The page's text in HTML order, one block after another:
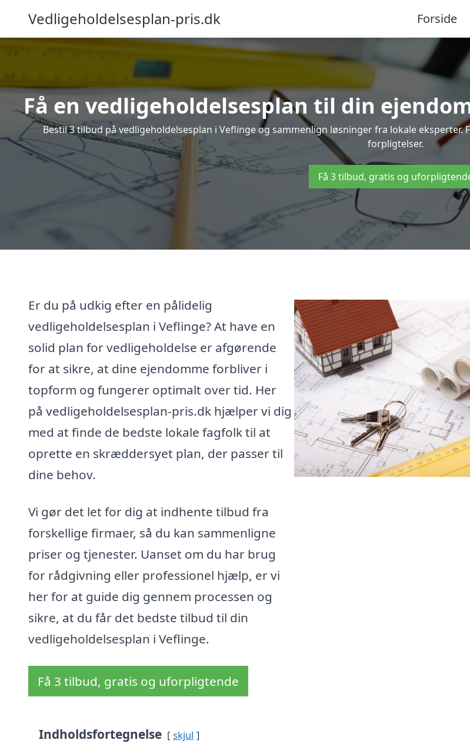
Vedligeholdelsesplan-pris.dk Forside
Få en vedligeholdelsesplan til din
Bestil 3 tilbud på vedligeholdelsesplan i Veflinge og sammenlign løsninger fra lokale
forpligtelser.
Få 3 tilbud, gratis og
Er du på udkig efter en pålidelig
vedligeholdelsesplan i Veflinge? At have en
solid plan for vedligeholdelse er afgørende
for at sikre, at dine ejendomme forbliver i
topform og fungerer optimalt over tid. Her
på vedligeholdelsesplan-pris.dk hjælper vi dig
med at finde de bedste lokale fagfolk til at
oprette en skræddersyet plan, der passer til
dine behov.
Vi gør det let for dig at indhente tilbud fra
forskellige firmaer, så du kan sammenligne
priser og tjenester. Uanset om du har brug
for rådgivning eller professionel hjælp, er vi
her for at guide dig gennem processen og
sikre, at du får det bedste tilbud til din
vedligeholdelsesplan i Veflinge.
Få 3 tilbud, gratis og uforpligtende
Indholdsfortegnelse skjul